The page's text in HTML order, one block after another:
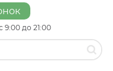
9:00 до 21:00